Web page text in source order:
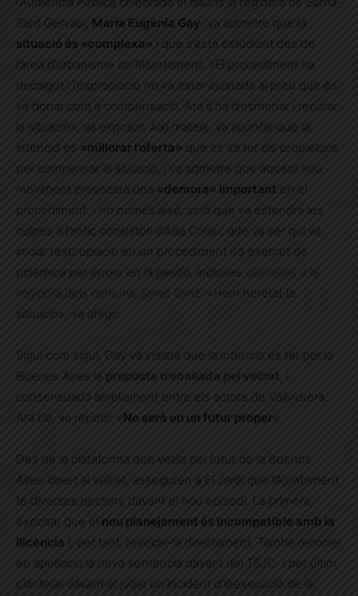
Sant Gervasi, Maria Eugènia Gay , va admetre que la
situació és «complexa» i que s’està estudiant des de
l’àrea d’urbanisme de l’Ajuntament. «El procediment ha
decaigut i l’expropiació no va estar ajustada al preu que es
va donar com a compensació. Ara s’ha d’esmenar i reparar
la situació», va exposar. Així mateix, va apuntar que la
intenció és «millorar l’oferta» que es va fer als propietaris
per compensar la situació, i va admetre que aquest nou
moviment provocarà una «demora» important en el
procediment. I no només això, sinó que va estendre les
culpes a l’antic consistori d’Ada Colau, que va ser qui va
iniciar l’expropiació en un procediment no exempt de
polèmica per errors en la gestió, incloses querelles a la
regidora dels comuns Janet Sanz. «Hem heretat la
situació», va afegir.
Sigui com sigui, Gay va insistir que la intenció és fer per la
Buenos Aires la proposta treballada pel veïnat , i
consensuada àmpliament entre els actors de Vallvidrera.
Ara bé, va repetir: « No serà en un futur proper«.
Des de la plataforma que vetlla pel futur de la Buenos
Aires obert al veïnat, asseguren a El Jardí que l’Ajuntament
té diverses opcions davant el nou episodi. La primera,
exposar que el nou planejament és incompatible amb la
llicència i, per tant, revocar-la directament. També recórrer
en apel·lació la nova sentència davant del TSJC. I per últim,
plantejar davant el jutjat un incident d’inexecució de la